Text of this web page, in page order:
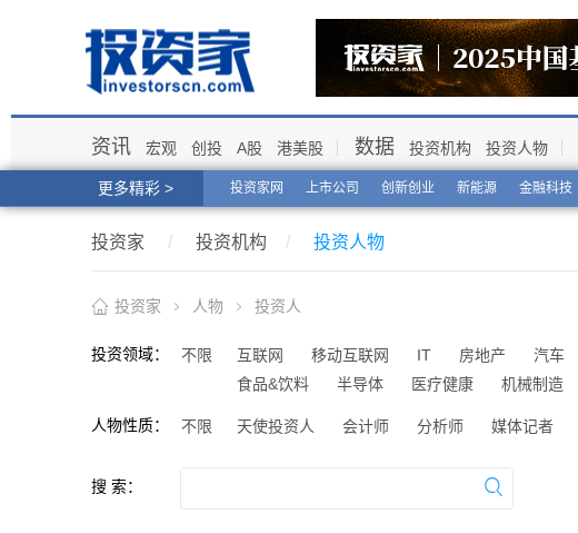
更多精彩 > 投资家网 上市公司 创新创业 新能源 金融科技
资讯 宏观 创投 A股 港美股 数据 投资机构 投资人物
投资家 / 投资机构 / 投资人物
投资家 人物 投资人
投资领域： 不限 互联网 移动互联网 IT 房地产 汽车
食品&饮料
半导体 医疗健康 机械制造
人物性质： 不限 天使投资人 会计师 分析师 媒体记者
搜 索：